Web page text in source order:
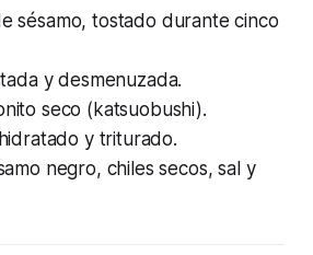
sésamo, tostado durante cinco
y desmenuzada.
seco (katsuobushi).
y triturado.
negro, chiles secos, sal y